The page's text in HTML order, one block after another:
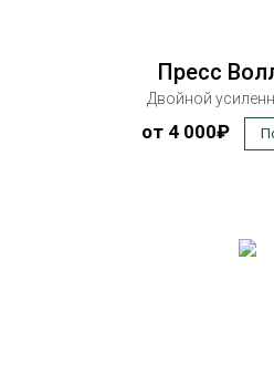
Пресс
Двойной
от 4 000₽